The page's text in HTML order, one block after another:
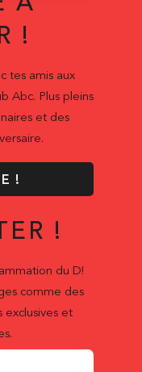
!
tes amis aux
Abc. Plus pleins
et des
!
!
du D!
comme des
exclusives et